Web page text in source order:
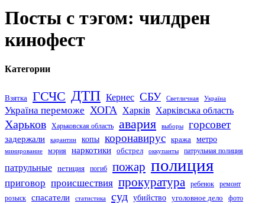
Посты с тэгом: чилдрен
кинофест
Категории
Взятка ГСЧС ДТП Кернес СБУ Светличная Україна
Україна переможе ХОГА Харків Харківська область
Харьков Харьковская область авария выборы горсовет
задержали карантин копы коронавирус кража метро
минирование мэрия наркотики обстрел оккупанты патрульная полиция
патрульные петиция погиб пожар полиция
приговор происшествия прокуратура ребенок
ремонт
розыск
спасатели статистика суд убийство уголовное дело фото